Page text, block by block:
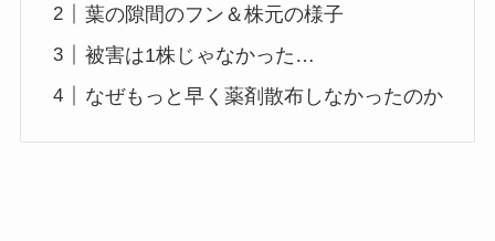
葉の隙間のフン＆株元の様子
被害は1株じゃなかった…
なぜもっと早く薬剤散布しなかったのか